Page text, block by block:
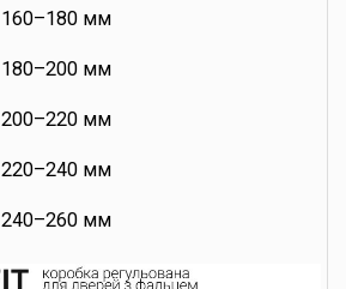
160–180 мм
180–200 мм
200–220 мм
220–240 мм
240–260 мм